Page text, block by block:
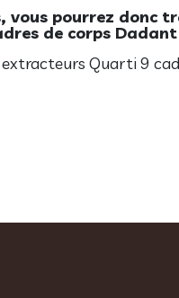
vous pourrez donc
de corps
Quarti 9